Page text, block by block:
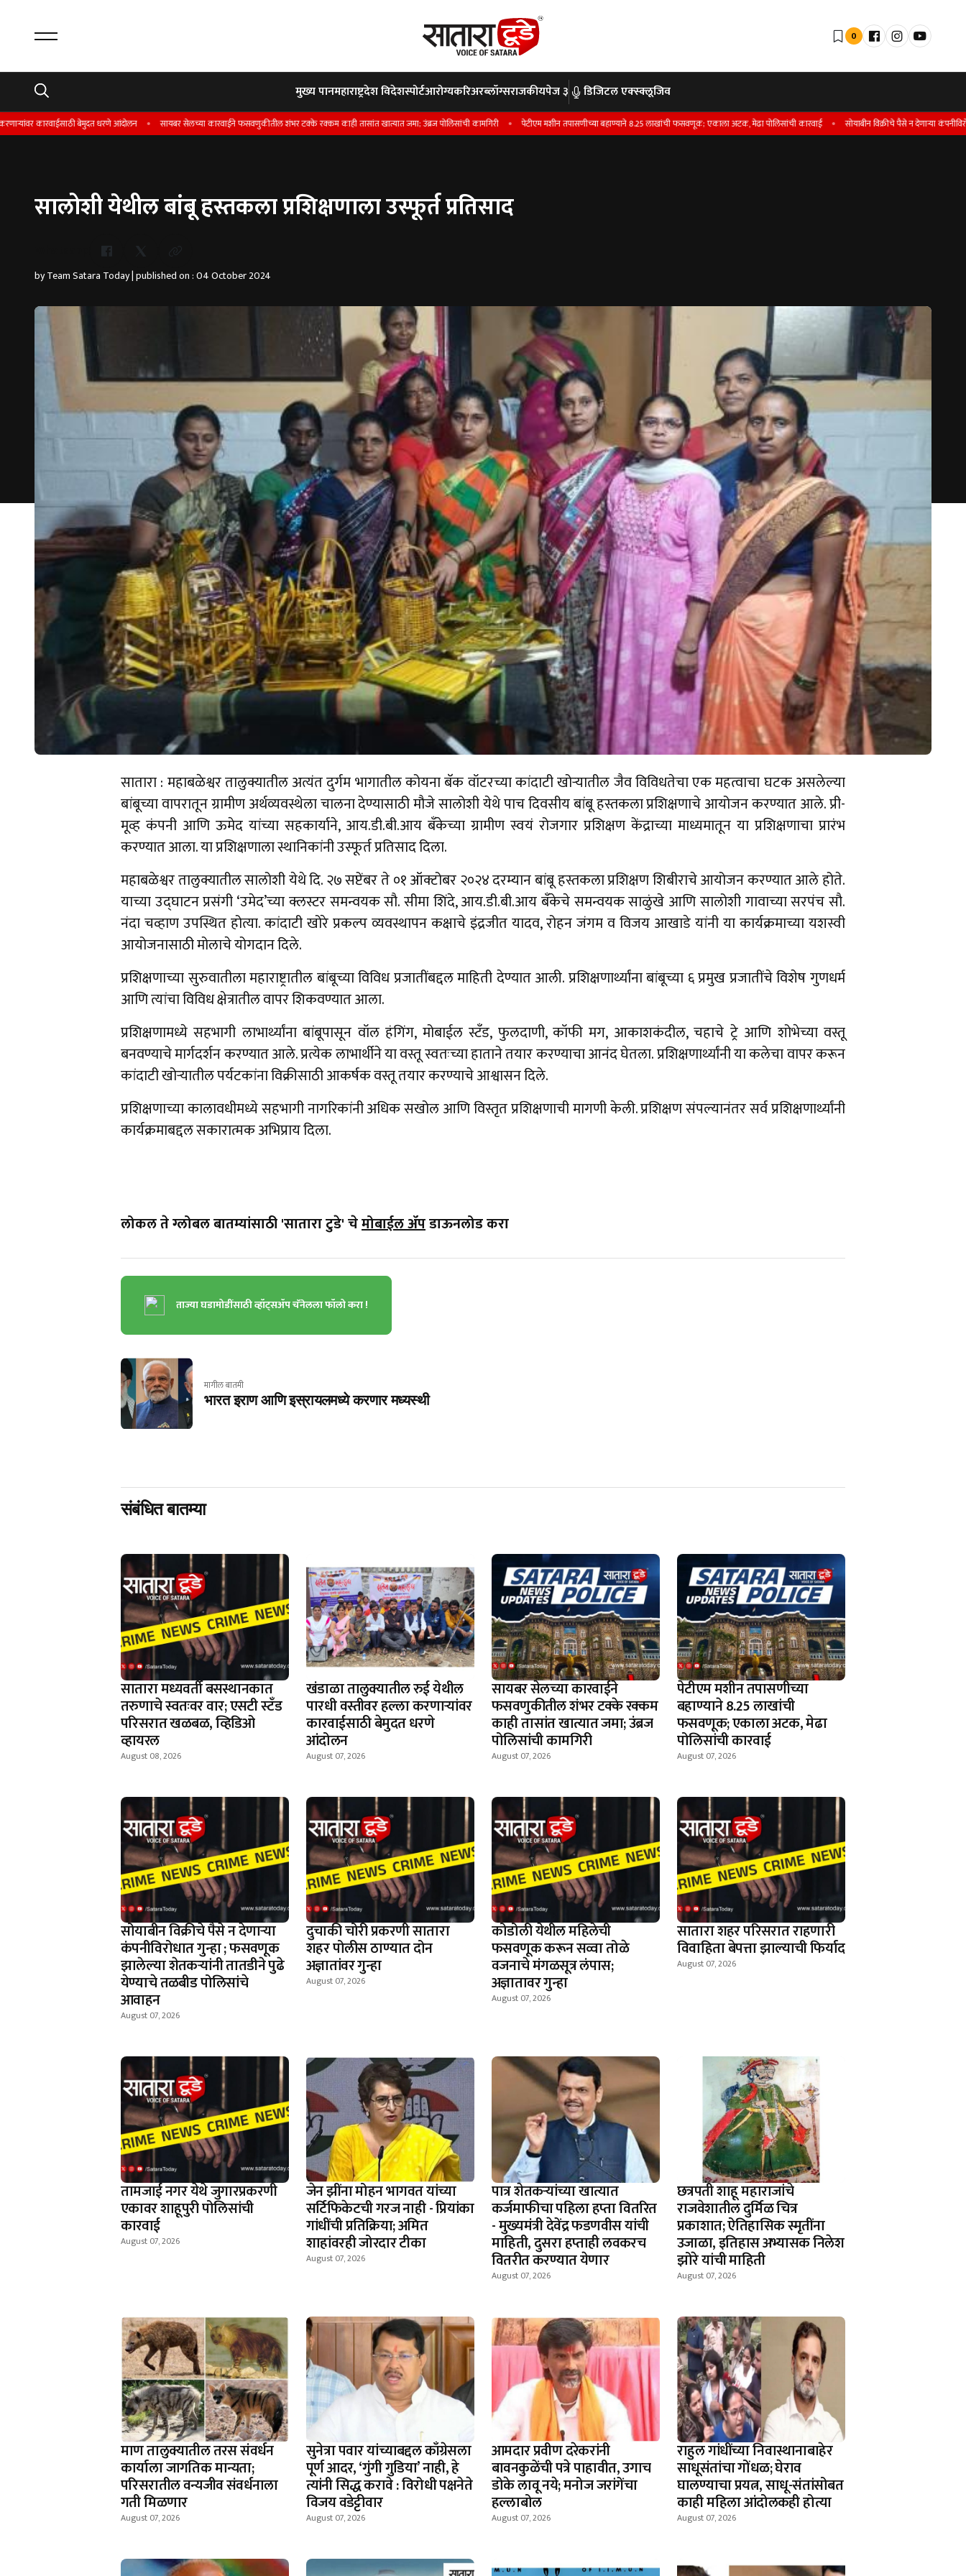
0
मुख्य पानमहाराष्ट्रदेश विदेशस्पोर्टआरोग्यकरिअरब्लॉग्सराजकीयपेज ३ डिजिटल एक्स्क्लूजिव
बेमुदत धरणे आंदोलन सायबर सेलच्या कारवाईने फसवणुकीतील शंभर टक्के रक्कम काही तासांत खात्यात जमा; उंब्रज पोलिसांची कामगिरी पेटीएम मशीन तपासणीच्या बहाण्याने 8.25 लाखांची फसवणूक; एकाला अटक, मेढा पोलिसांची कारवाई सोयाबीन विक्रीचे पैसे न देणार्‍या कंपनीविरोधात
सालोशी येथील बांबू हस्तकला प्रशिक्षणाला उस्फूर्त प्रतिसाद
by Team Satara Today | published on : 04 October 2024
सातारा : महाबळेश्वर तालुक्यातील अत्यंत दुर्गम भागातील कोयना बॅक वॉटरच्या कांदाटी खोऱ्यातील जैव विविधतेचा एक महत्वाचा घटक असलेल्या
बांबूच्या वापरातून ग्रामीण अर्थव्यवस्थेला चालना देण्यासाठी मौजे सालोशी येथे पाच दिवसीय बांबू हस्तकला प्रशिक्षणाचे आयोजन करण्यात आले. प्री-
मूव्ह कंपनी आणि ऊमेद यांच्या सहकार्याने, आय.डी.बी.आय बँकेच्या ग्रामीण स्वयं रोजगार प्रशिक्षण केंद्राच्या माध्यमातून या प्रशिक्षणाचा प्रारंभ
करण्यात आला. या प्रशिक्षणाला स्थानिकांनी उस्फूर्त प्रतिसाद दिला.
महाबळेश्वर तालुक्यातील सालोशी येथे दि. २७ सप्टेंबर ते ०१ ऑक्टोबर २०२४ दरम्यान बांबू हस्तकला प्रशिक्षण शिबीराचे आयोजन करण्यात आले होते.
याच्या उद्घाटन प्रसंगी ‘उमेद’च्या क्लस्टर समन्वयक सौ. सीमा शिंदे, आय.डी.बी.आय बँकेचे समन्वयक साळुंखे आणि सालोशी गावाच्या सरपंच सौ.
नंदा चव्हाण उपस्थित होत्या. कांदाटी खोरे प्रकल्प व्यवस्थापन कक्षाचे इंद्रजीत यादव, रोहन जंगम व विजय आखाडे यांनी या कार्यक्रमाच्या यशस्वी
आयोजनासाठी मोलाचे योगदान दिले.
प्रशिक्षणाच्या सुरुवातीला महाराष्ट्रातील बांबूच्या विविध प्रजातींबद्दल माहिती देण्यात आली. प्रशिक्षणार्थ्यांना बांबूच्या ६ प्रमुख प्रजातींचे विशेष गुणधर्म
आणि त्यांचा विविध क्षेत्रातील वापर शिकवण्यात आला.
प्रशिक्षणामध्ये सहभागी लाभार्थ्यांना बांबूपासून वॉल हंगिंग, मोबाईल स्टँड, फुलदाणी, कॉफी मग, आकाशकंदील, चहाचे ट्रे आणि शोभेच्या वस्तू
बनवण्याचे मार्गदर्शन करण्यात आले. प्रत्येक लाभार्थीने या वस्तू स्वतःच्या हाताने तयार करण्याचा आनंद घेतला. प्रशिक्षणार्थ्यांनी या कलेचा वापर करून
कांदाटी खोऱ्यातील पर्यटकांना विक्रीसाठी आकर्षक वस्तू तयार करण्याचे आश्वासन दिले.
प्रशिक्षणाच्या कालावधीमध्ये सहभागी नागरिकांनी अधिक सखोल आणि विस्तृत प्रशिक्षणाची मागणी केली. प्रशिक्षण संपल्यानंतर सर्व प्रशिक्षणार्थ्यांनी
कार्यक्रमाबद्दल सकारात्मक अभिप्राय दिला.
लोकल ते ग्लोबल बातम्यांसाठी 'सातारा टुडे' चेमोबाईल ॲपडाऊनलोड करा
ताज्या घडामोडींसाठी व्हॉट्सॲप चॅनेलला फॉलो करा !
मागील बातमी
भारत इराण आणि इस्रायलमध्ये करणार मध्यस्थी
संबंधित बातम्या
सातारा मध्यवर्ती बसस्थानकात
तरुणाचे स्वतःवर वार; एसटी स्टँड
परिसरात खळबळ, व्हिडिओ
व्हायरल
August 08, 2026
खंडाळा तालुक्यातील रुई येथील
पारधी वस्तीवर हल्ला करणाऱ्यांवर
कारवाईसाठी बेमुदत धरणे
आंदोलन
August 07, 2026
सायबर सेलच्या कारवाईने
फसवणुकीतील शंभर टक्के रक्कम
काही तासांत खात्यात जमा; उंब्रज
पोलिसांची कामगिरी
August 07, 2026
पेटीएम मशीन तपासणीच्या
बहाण्याने 8.25 लाखांची
फसवणूक; एकाला अटक, मेढा
पोलिसांची कारवाई
August 07, 2026
सोयाबीन विक्रीचे पैसे न देणार्‍या
कंपनीविरोधात गुन्हा ; फसवणूक
झालेल्या शेतकर्‍यांनी तातडीने पुढे
येण्याचे तळबीड पोलिसांचे
आवाहन
August 07, 2026
दुचाकी चोरी प्रकरणी सातारा
शहर पोलीस ठाण्यात दोन
अज्ञातांवर गुन्हा
August 07, 2026
कोडोली येथील महिलेची
फसवणूक करून सव्वा तोळे
वजनाचे मंगळसूत्र लंपास;
अज्ञातावर गुन्हा
August 07, 2026
सातारा शहर परिसरात राहणारी
विवाहिता बेपत्ता झाल्याची फिर्याद
August 07, 2026
तामजाई नगर येथे जुगारप्रकरणी
एकावर शाहूपुरी पोलिसांची
कारवाई
August 07, 2026
जेन झींना मोहन भागवत यांच्या
सर्टिफिकेटची गरज नाही - प्रियांका
गांधींची प्रतिक्रिया; अमित
शाहांवरही जोरदार टीका
August 07, 2026
पात्र शेतकऱ्यांच्या खात्यात
कर्जमाफीचा पहिला हप्ता वितरित
- मुख्यमंत्री देवेंद्र फडणवीस यांची
माहिती, दुसरा हप्ताही लवकरच
वितरीत करण्यात येणार
August 07, 2026
छत्रपती शाहू महाराजांचे
राजवेशातील दुर्मिळ चित्र
प्रकाशात; ऐतिहासिक स्मृतींना
उजाळा, इतिहास अभ्यासक निलेश
झोरे यांची माहिती
August 07, 2026
माण तालुक्यातील तरस संवर्धन
कार्याला जागतिक मान्यता;
परिसरातील वन्यजीव संवर्धनाला
गती मिळणार
August 07, 2026
सुनेत्रा पवार यांच्याबद्दल काँग्रेसला
पूर्ण आदर, ‘गुंगी गुडिया’ नाही, हे
त्यांनी सिद्ध करावे : विरोधी पक्षनेते
विजय वडेट्टीवार
August 07, 2026
आमदार प्रवीण दरेकरांनी
बावनकुळेंची पत्रे पाहावीत, उगाच
डोके लावू नये; मनोज जरांगेंचा
हल्लाबोल
August 07, 2026
राहुल गांधींच्या निवास्थानाबाहेर
साधूसंतांचा गोंधळ; घेराव
घालण्याचा प्रयत्न, साधू-संतांसोबत
काही महिला आंदोलकही होत्या
August 07, 2026